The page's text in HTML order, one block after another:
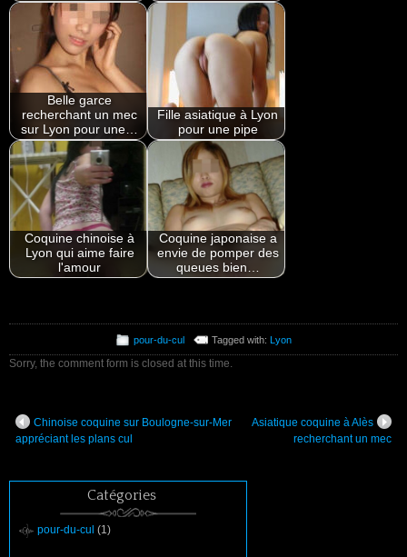
Belle garce
recherchant un mec
sur Lyon pour une…
Fille asiatique à Lyon
pour une pipe
Coquine chinoise à
Lyon qui aime faire
l'amour
Coquine japonaise a
envie de pomper des
queues bien…
pour-du-cul Tagged with:Lyon
Sorry, the comment form is closed at this time.
Chinoise coquine sur Boulogne-sur-Mer
appréciant les plans cul
Asiatique coquine à Alès
recherchant un mec
Catégories
pour-du-cul (1)